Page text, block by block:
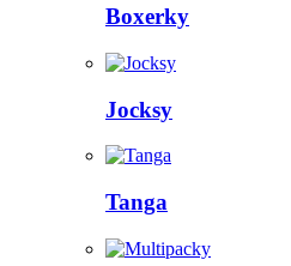
Boxerky
Jocksy
Tanga